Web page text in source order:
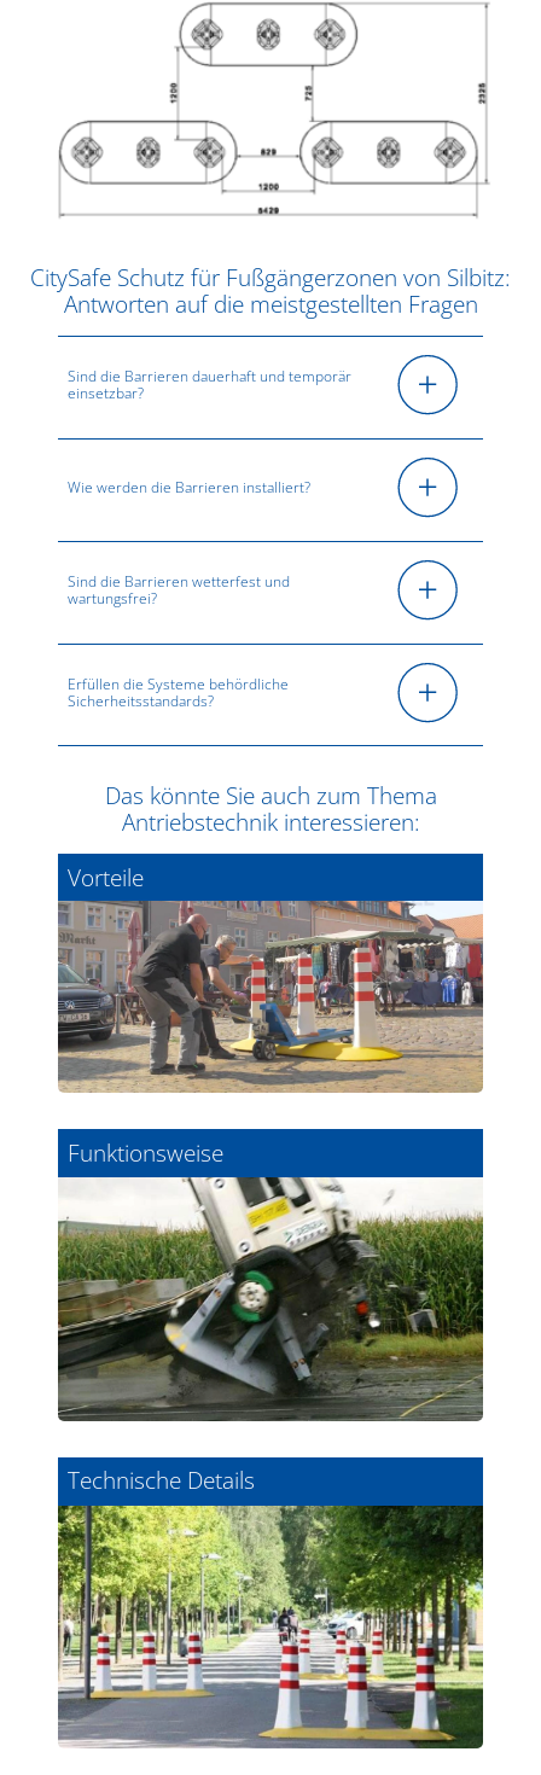
CitySafe Schutz für Fußgängerzonen von Silbitz:
Antworten auf die meistgestellten Fragen
Sind die Barrieren dauerhaft und temporär
einsetzbar?
Wie werden die Barrieren installiert?
Sind die Barrieren wetterfest und
wartungsfrei?
Erfüllen die Systeme behördliche
Sicherheitsstandards?
Das könnte Sie auch zum Thema
Antriebstechnik interessieren:
Vorteile
Funktionsweise
Technische Details